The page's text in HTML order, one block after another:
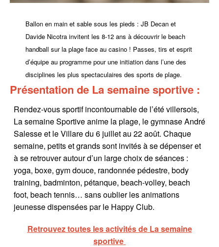
Ballon en main et sable sous les pieds : JB Decan et
Davide Nicotra invitent les 8-12 ans à découvrir le beach
handball sur la plage face au casino ! Passes, tirs et esprit
d’équipe au programme pour une initiation dans l’une des
disciplines les plus spectaculaires des sports de plage.
Présentation de La semaine sportive :
Rendez-vous sportif incontournable de l’été villersois,
La semaine Sportive anime la plage, le gymnase André
Salesse et le Villare du 6 juillet au 22 août. Chaque
semaine, petits et grands sont invités à se dépenser et
à se retrouver autour d’un large choix de séances :
yoga, boxe, gym douce, randonnée pédestre, body
training, badminton, pétanque, beach-volley, beach
foot, beach tennis… sans oublier les animations
jeunesse dispensées par le Happy Club.
Retrouvez toutes les activités de La semaine
sportive